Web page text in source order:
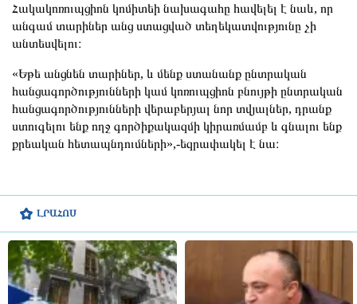
ԼՐԱՀՈՍ
Հակակոռուպցիոն կոմիտեի նախագահը հավելել է նաև, որ
անգամ տարիներ անց ստացված տեղեկատվությունը չի
անտեսվելու։
«Եթե անցնեն տարիներ, և մենք ստանանք ընտրական
հանցագործությունների կամ կոռուպցիոն բնույթի ընտրական
հանցագործությունների վերաբերյալ նոր տվյալներ, դրանք
ստուգելու ենք ողջ գործիքակազմի կիրառմամբ և գնալու ենք
քրեական հետապնդումների»,-եզրափակել է նա։